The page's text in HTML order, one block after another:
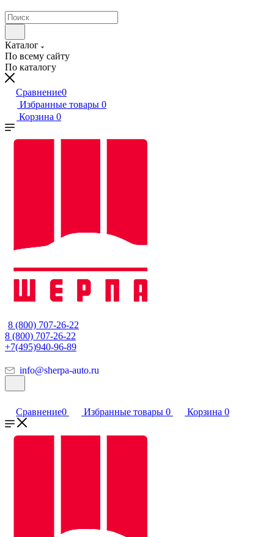
Каталог
По всему сайту
По каталогу
Сравнение0
Избранные товары 0
Корзина 0
8 (800) 707-26-22
8 (800) 707-26-22
+7(495)940-96-89
info@sherpa-auto.ru
Сравнение0 Избранные товары 0 Корзина 0